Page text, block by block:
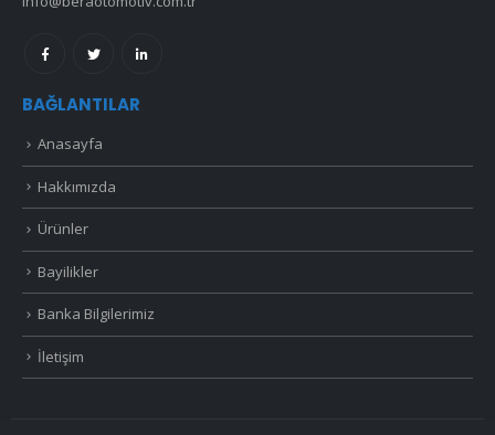
BAĞLANTILAR
Anasayfa
Hakkımızda
Ürünler
Bayilikler
Banka Bilgilerimiz
İletişim